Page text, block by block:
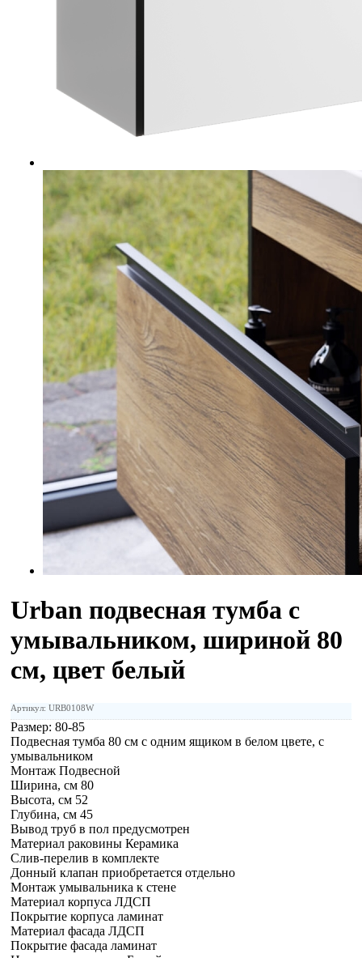
Urban подвесная тумба с
умывальником, шириной 80
см, цвет белый
Артикул: URB0108W
Размер: 80-85
Подвесная тумба 80 см с одним ящиком в белом цвете, с
умывальником
Монтаж Подвесной
Ширина, см 80
Высота, см 52
Глубина, см 45
Вывод труб в пол предусмотрен
Материал раковины Керамика
Слив-перелив в комплекте
Донный клапан приобретается отдельно
Монтаж умывальника к стене
Материал корпуса ЛДСП
Покрытие корпуса ламинат
Материал фасада ЛДСП
Покрытие фасада ламинат